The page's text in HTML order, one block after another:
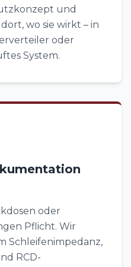
und
wo sie wirkt – in
oder
System.
oder
Pflicht. Wir
Schleifenimpedanz,
RCD-